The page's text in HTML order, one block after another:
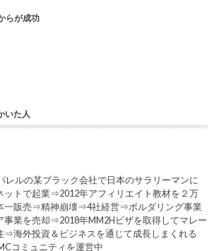
らが成功
いた人
レルの某ブラック会社で日本のサラリーマンに
ットで起業⇒2012年アフィリエイト教材を２万
一販売⇒精神崩壊⇒4社経営⇒ボルダリング事業
事業を売却⇒2018年MM2Hビザを取得してマレー
⇒海外投資＆ビジネスを通じて成長しまくれる
コミュニティを運営中